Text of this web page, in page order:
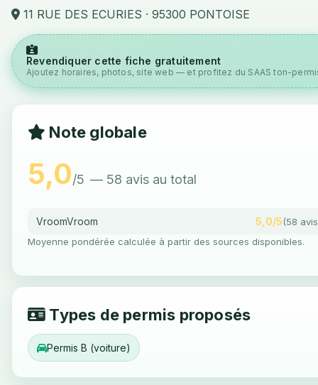
11 RUE DES ECURIES · 95300 PONTOISE
Revendiquer cette fiche gratuitement
Ajoutez horaires, photos, site web — et profitez du SAAS ton-
Note globale
5,0/5 — 58 avis au total
VroomVroom 5,0/5(58
Moyenne pondérée calculée à partir des sources disponibles.
Types de permis proposés
Permis B (voiture)